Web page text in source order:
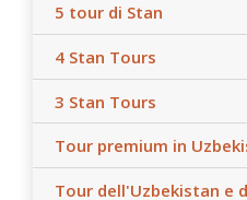
5 tour di Stan
4 Stan Tours
3 Stan Tours
Tour premium in
Tour dell'Uzbekistan e